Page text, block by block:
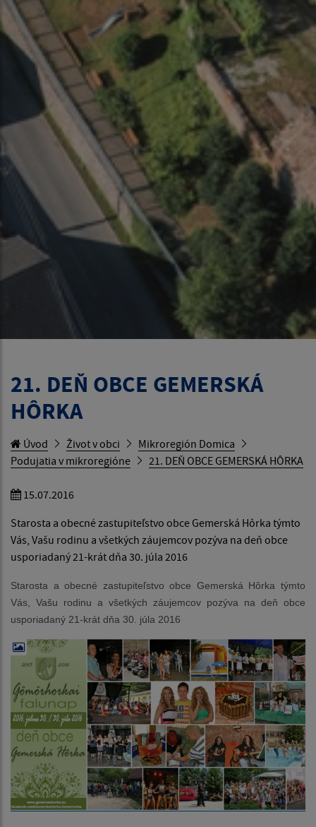
21. DEŇ OBCE GEMERSKÁ
HÔRKA
Úvod Život v obci
Mikroregión Domica
Podujatia v mikroregióne
21. DEŇ OBCE GEMERSKÁ HÔRKA
15.07.2016
Starosta a obecné zastupiteľstvo obce Gemerská Hôrka týmto
Vás, Vašu rodinu a všetkých záujemcov pozýva na deň obce
usporiadaný 21-krát dňa 30. júla 2016
Starosta a obecné zastupiteľstvo obce Gemerská Hôrka týmto
Vás, Vašu rodinu a všetkých záujemcov pozýva na deň obce
usporiadaný 21-krát dňa 30. júla 2016